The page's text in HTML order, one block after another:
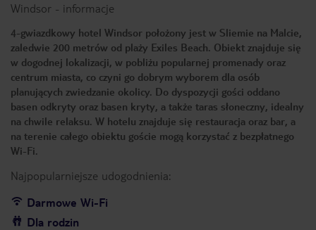
Windsor - informacje
4-gwiazdkowy hotel Windsor położony jest w Sliemie na Malcie,
zaledwie 200 metrów od plaży Exiles Beach. Obiekt znajduje się
w dogodnej lokalizacji, w pobliżu popularnej promenady oraz
centrum miasta, co czyni go dobrym wyborem dla osób
planujących zwiedzanie okolicy. Do dyspozycji gości oddano
basen odkryty oraz basen kryty, a także taras słoneczny, idealny
na chwile relaksu. W hotelu znajduje się restauracja oraz bar, a
na terenie całego obiektu goście mogą korzystać z bezpłatnego
Wi-Fi.
Najpopularniejsze udogodnienia:
Darmowe Wi-Fi
Dla rodzin